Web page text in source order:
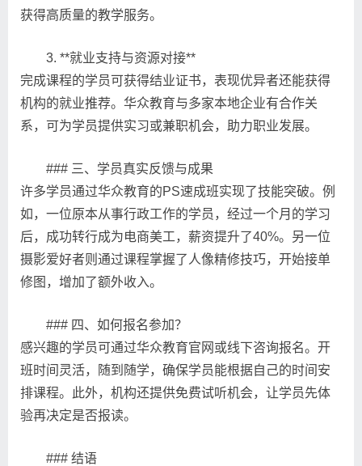
获得高质量的教学服务。
3. **就业支持与资源对接**
完成课程的学员可获得结业证书，表现优异者还能获得
机构的就业推荐。华众教育与多家本地企业有合作关
系，可为学员提供实习或兼职机会，助力职业发展。
### 三、学员真实反馈与成果
许多学员通过华众教育的PS速成班实现了技能突破。例
如，一位原本从事行政工作的学员，经过一个月的学习
后，成功转行成为电商美工，薪资提升了40%。另一位
摄影爱好者则通过课程掌握了人像精修技巧，开始接单
修图，增加了额外收入。
### 四、如何报名参加？
感兴趣的学员可通过华众教育官网或线下咨询报名。开
班时间灵活，随到随学，确保学员能根据自己的时间安
排课程。此外，机构还提供免费试听机会，让学员先体
验再决定是否报读。
### 结语